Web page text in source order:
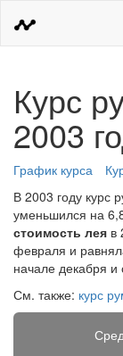
Курс
2003
График курса
В 2003 году курс
уменьшился на
стоимость лея в
февраля и
начале декабря и
См. также: курс